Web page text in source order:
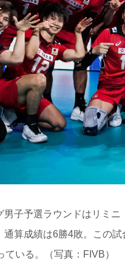
子予選ラウンドはリミニ
通算成績は6勝4敗。この
いる。（写真：FIVB）